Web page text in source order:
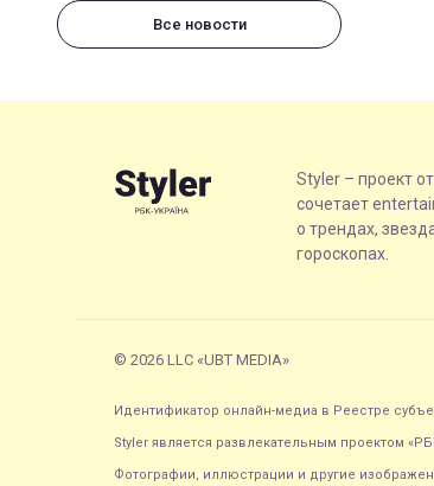
Все новости
Styler – проект
сочетает
о трендах,
гороскопах.
© 2026 LLC «UBT MEDIA»
Идентификатор онлайн-медиа в Реестре
Styler является развлекательным проектом
Фотографии, иллюстрации и другие